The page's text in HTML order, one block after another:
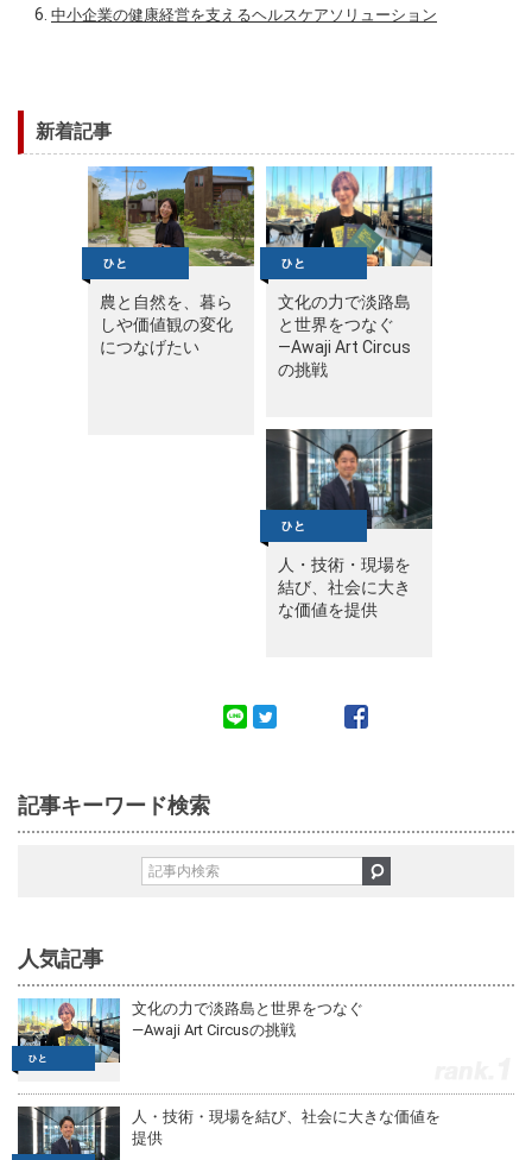
中小企業の健康経営を支えるヘルスケアソリューション
新着記事
農と自然を、暮ら
しや価値観の変化
につなげたい
文化の力で淡路島
と世界をつなぐ
—Awaji Art Circus
の挑戦
人・技術・現場を
結び、社会に大き
な価値を提供
記事キーワード検索
人気記事
文化の力で淡路島と世界をつなぐ
—Awaji Art Circusの挑戦
人・技術・現場を結び、社会に大きな価値を
提供